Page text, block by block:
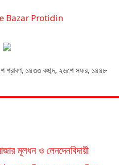
শ্রাবণ, ১৪৩৩ বঙ্গাব্দ, ২৬শে সফর, ১৪৪৮
মূলধন ও লেনদেনবিদায়ী